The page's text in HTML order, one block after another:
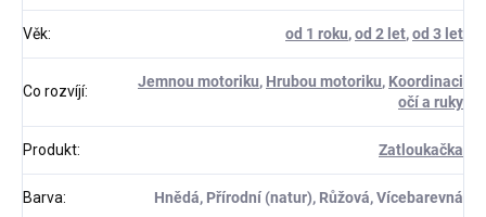
Věk: od 1 roku,od 2 let,od 3 let
Co rozvíjí:
Jemnou motoriku, Hrubou motoriku, Koordinaci
očí a ruky
Produkt: Zatloukačka
Barva: Hnědá, Přírodní (natur), Růžová, Vícebarevná